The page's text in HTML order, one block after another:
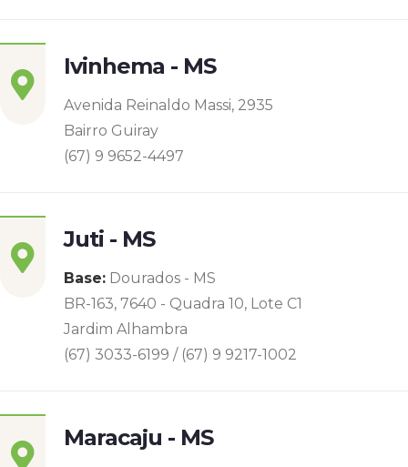
Ivinhema - MS
Avenida Reinaldo Massi, 2935
Bairro Guiray
(67) 9 9652-4497
Juti - MS
Base: Dourados - MS
BR-163, 7640 - Quadra 10, Lote C1
Jardim Alhambra
(67) 3033-6199 / (67) 9 9217-1002
Maracaju - MS